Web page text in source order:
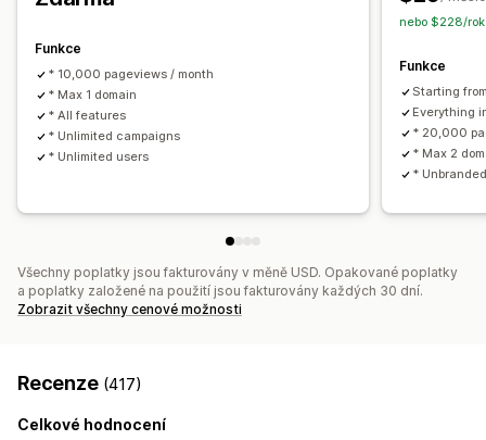
Správa automaticky otevíraných oken
Nástroj Editor Šablony
Generování pomocí umělé inteligence
Vlastní písma Překlad
mailů
Seznam pro shromažďování souhlasu s doručováním SMS
Kampaně
Spouštěče a pravidla
Cílení
Geolokace Segmentace Označování štítky Vykazování
Analytika A/​B testování Sledování
Nástroj pro tvorbu vyskakovacích oken
Vlastní slevové kódy Spouštěče
Přizpůsobitelné widgety
A/​B testování
Pravidla cílení
Funkce
* 10,000 pageviews / month
* Max 1 domain
* All features
* Unlimited campaigns
* Unlimited users
nebo $228/
Funkce
Starting
Everything
* 20,000
* Max 2
*
Všechny poplatky jsou fakturovány v měně USD. Opakované poplatky
a poplatky založené na použití jsou fakturovány každých 30 dní.
Zobrazit všechny cenové možnosti
Recenze (417)
Celkové hodnocení